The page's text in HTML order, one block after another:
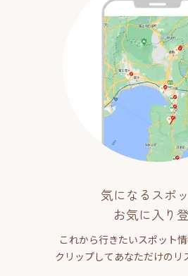
気になるスポ
お気に入り
これから行きたいスポット
クリップしてあなただけのリ